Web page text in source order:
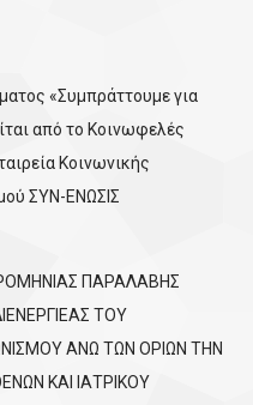
«Συμπράττουμε για
από το Κοινωφελές
Κοινωνικής
ΣΥΝ-ΕΝΩΣΙΣ
ΠΑΡΑΛΑΒΗΣ
ΤΟΥ
ΑΝΩ ΤΩΝ ΟΡΙΩΝ ΤΗΝ
ΚΑΙ ΙΑΤΡΙΚΟΥ